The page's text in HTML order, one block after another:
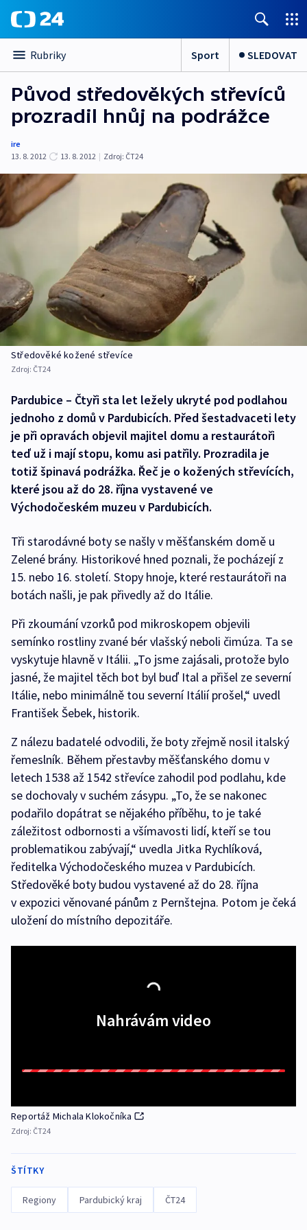
Rubriky Sport SLEDOVAT
Původ středověkých střevíců
prozradil hnůj na podrážce
ire
13. 8. 2012
13. 8. 2012 | Zdroj: ČT24
Středověké kožené střevíce
Zdroj: ČT24
Pardubice – Čtyři sta let ležely ukryté pod podlahou
jednoho z domů v Pardubicích. Před šestadvaceti lety
je při opravách objevil majitel domu a restaurátoři
teď už i mají stopu, komu asi patřily. Prozradila je
totiž špinavá podrážka. Řeč je o kožených střevících,
které jsou až do 28. října vystavené ve
Východočeském muzeu v Pardubicích.
Tři starodávné boty se našly v měšťanském domě u
Zelené brány. Historikové hned poznali, že pocházejí z
15. nebo 16. století. Stopy hnoje, které restaurátoři na
botách našli, je pak přivedly až do Itálie.
Při zkoumání vzorků pod mikroskopem objevili
semínko rostliny zvané bér vlašský neboli čimúza. Ta se
vyskytuje hlavně v Itálii. „To jsme zajásali, protože bylo
jasné, že majitel těch bot byl buď Ital a přišel ze severní
Itálie, nebo minimálně tou severní Itálií prošel,“ uvedl
František Šebek, historik.
Z nálezu badatelé odvodili, že boty zřejmě nosil italský
řemeslník. Během přestavby měšťanského domu v
letech 1538 až 1542 střevíce zahodil pod podlahu, kde
se dochovaly v suchém zásypu. „To, že se nakonec
podařilo dopátrat se nějakého příběhu, to je také
záležitost odbornosti a všímavosti lidí, kteří se tou
problematikou zabývají,“ uvedla Jitka Rychlíková,
ředitelka Východočeského muzea v Pardubicích.
Středověké boty budou vystavené až do 28. října
v expozici věnované pánům z Pernštejna. Potom je čeká
uložení do místního depozitáře.
Nahrávám video
Reportáž Michala Klokočníka
Zdroj: ČT24
ŠTÍTKY
Regiony Pardubický kraj ČT24